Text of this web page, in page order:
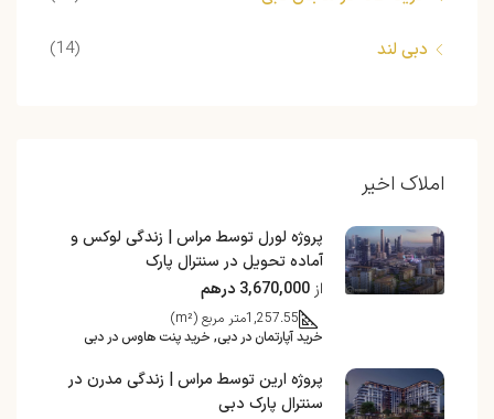
دبی لند (14)
املاک اخیر
پروژه لورل توسط مراس | زندگی لوکس و
آماده تحویل در سنترال پارک
از 3,670,000 درهم
1,257.55متر مربع (m²)
خرید آپارتمان در دبی, خرید پنت هاوس در دبی
پروژه ارین توسط مراس | زندگی مدرن در
سنترال پارک دبی